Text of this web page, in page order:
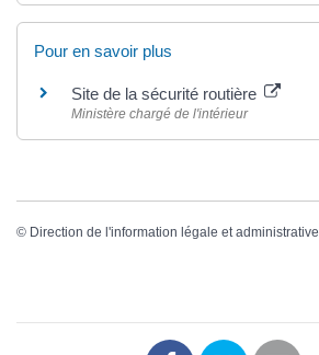
Pour en savoir plus
Site de la sécurité routière
Ministère chargé de l'intérieur
© Direction de l'information légale et administrative